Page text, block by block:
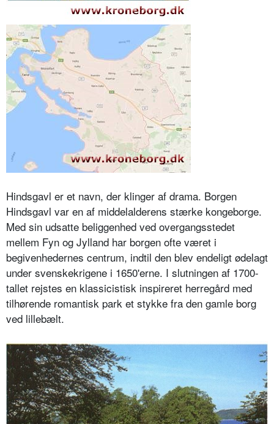
Hindsgavl er et navn, der klinger af drama. Borgen
Hindsgavl var en af middelalderens stærke kongeborge.
Med sin udsatte beliggenhed ved overgangsstedet
mellem Fyn og Jylland har borgen ofte været i
begivenhedernes centrum, indtil den blev endeligt ødelagt
under svenskekrigene i 1650'erne. I slutningen af 1700-
tallet rejstes en klassicistisk inspireret herregård med
tilhørende romantisk park et stykke fra den gamle borg
ved lillebælt.